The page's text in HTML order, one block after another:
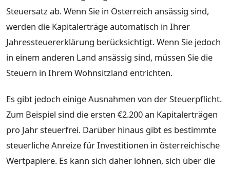
Steuersatz ab. Wenn Sie in Österreich ansässig sind,
werden die Kapitalerträge automatisch in Ihrer
Jahressteuererklärung berücksichtigt. Wenn Sie jedoch
in einem anderen Land ansässig sind, müssen Sie die
Steuern in Ihrem Wohnsitzland entrichten.
Es gibt jedoch einige Ausnahmen von der Steuerpflicht.
Zum Beispiel sind die ersten €2.200 an Kapitalerträgen
pro Jahr steuerfrei. Darüber hinaus gibt es bestimmte
steuerliche Anreize für Investitionen in österreichische
Wertpapiere. Es kann sich daher lohnen, sich über die